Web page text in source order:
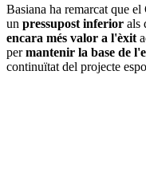
Basiana ha remarcat que
un pressupost inferior als
encara més valor a l'èxit
permantenir la base de
continuïtat del projecte